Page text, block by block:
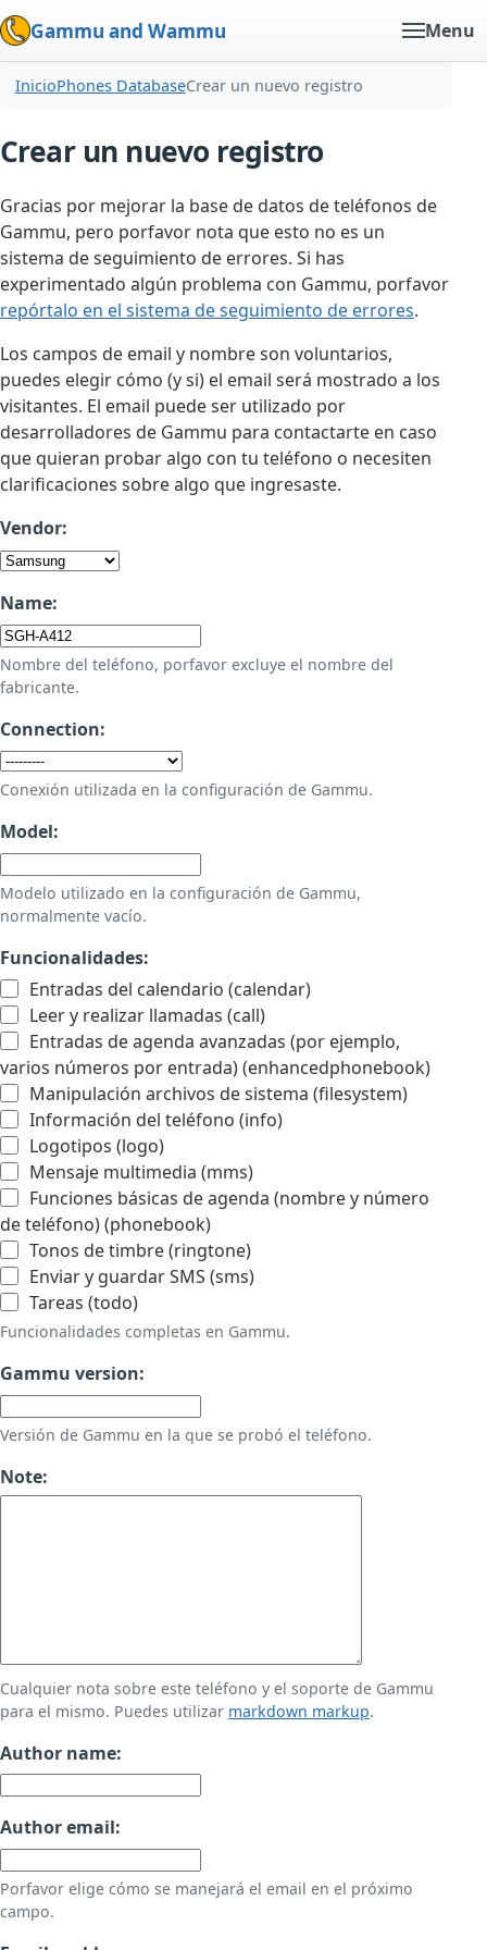
Gammu and Wammu Menu
InicioPhones DatabaseCrear un nuevo registro
Crear un nuevo registro
Gracias por mejorar la base de datos de teléfonos de
Gammu, pero porfavor nota que esto no es un
sistema de seguimiento de errores. Si has
experimentado algún problema con Gammu, porfavor
repórtalo en el sistema de seguimiento de errores.
Los campos de email y nombre son voluntarios,
puedes elegir cómo (y si) el email será mostrado a los
visitantes. El email puede ser utilizado por
desarrolladores de Gammu para contactarte en caso
que quieran probar algo con tu teléfono o necesiten
clarificaciones sobre algo que ingresaste.
Vendor:
Name:
Nombre del teléfono, porfavor excluye el nombre del
fabricante.
Connection:
Conexión utilizada en la configuración de Gammu.
Model:
Modelo utilizado en la configuración de Gammu,
normalmente vacío.
Funcionalidades:
Entradas del calendario (calendar)
Leer y realizar llamadas (call)
Entradas de agenda avanzadas (por ejemplo,
varios números por entrada) (enhancedphonebook)
Manipulación archivos de sistema (filesystem)
Información del teléfono (info)
Logotipos (logo)
Mensaje multimedia (mms)
Funciones básicas de agenda (nombre y número
de teléfono) (phonebook)
Tonos de timbre (ringtone)
Enviar y guardar SMS (sms)
Tareas (todo)
Funcionalidades completas en Gammu.
Gammu version:
Versión de Gammu en la que se probó el teléfono.
Note:
Cualquier nota sobre este teléfono y el soporte de Gammu
para el mismo. Puedes utilizar markdown markup.
Author name:
Author email:
Porfavor elige cómo se manejará el email en el próximo
campo.